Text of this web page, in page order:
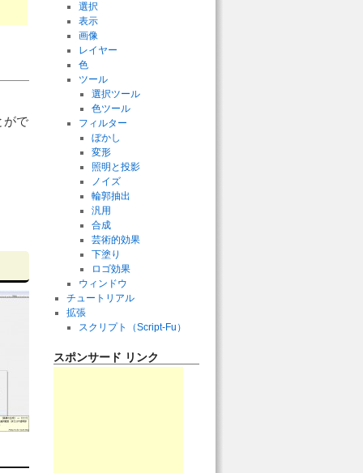
がで
選択
表示
画像
レイヤー
色
ツール
選択ツール
色ツール
フィルター
ぼかし
変形
照明と投影
ノイズ
輪郭抽出
汎用
合成
芸術的効果
下塗り
ロゴ効果
ウィンドウ
チュートリアル
拡張
スクリプト（Script-Fu）
スポンサード リンク